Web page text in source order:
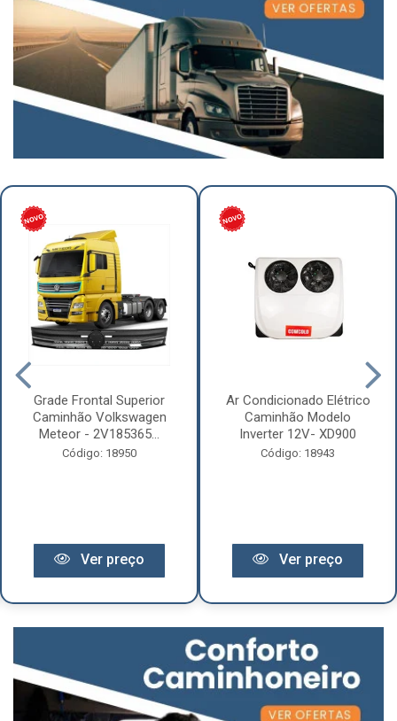
Grade Frontal Superior
Caminhão Volkswagen
Meteor - 2V185365...
Código: 18950
Ver preço
Ar Condicionado Elétrico
Caminhão Modelo
Inverter 12V- XD900
Código: 18943
Ver preço